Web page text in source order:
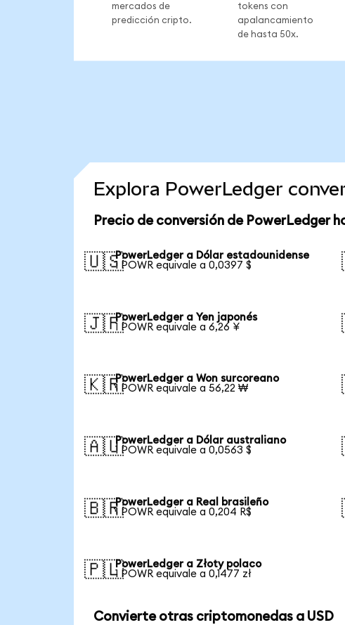
mercados de
predicción cripto.
tokens con
apalancamiento
de hasta 50x.
Explora PowerLedger
Precio de conversión de PowerLedger
🇺🇸PowerLedger a Dólar estadounidense
1 POWR equivale a 0,0397 $
🇯🇵PowerLedger a Yen japonés
1 POWR equivale a 6,26 ¥
🇰🇷PowerLedger a Won surcoreano
1 POWR equivale a 56,22 ₩
🇦🇺PowerLedger a Dólar australiano
1 POWR equivale a 0,0563 $
🇧🇷PowerLedger a Real brasileño
1 POWR equivale a 0,204 R$
🇵🇱PowerLedger a Złoty polaco
1 POWR equivale a 0,1477 zł
Convierte otras criptomonedas a USD